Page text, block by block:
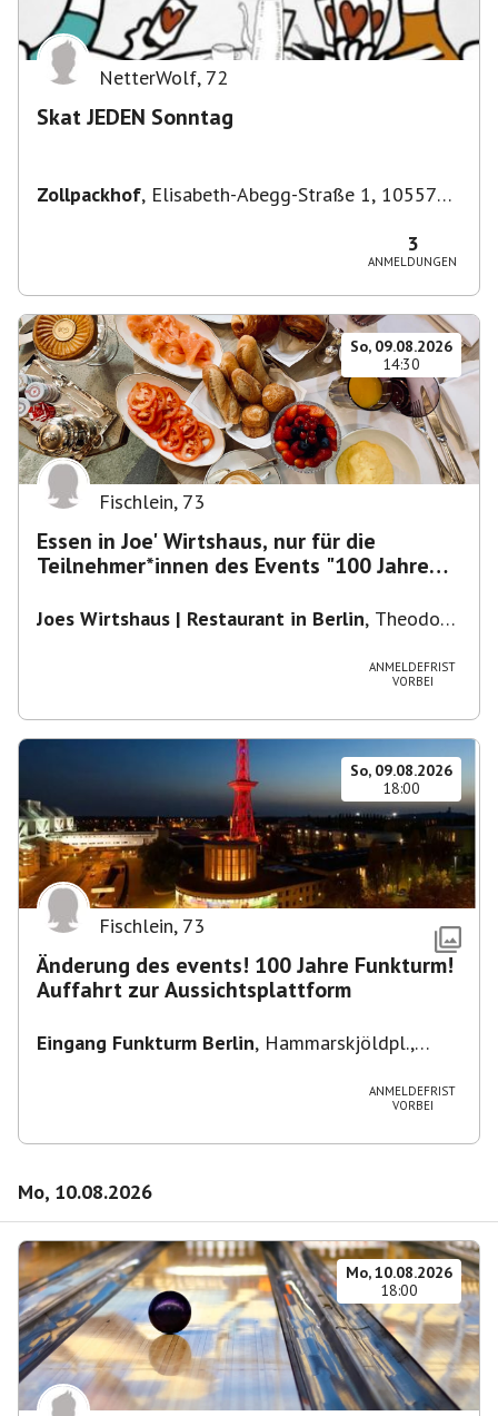
NetterWolf, 72
Skat JEDEN Sonntag
Zollpackhof, Elisabeth-Abegg-Straße 1, 10557
3
ANMELDUNGEN
So, 09.08.2026
14:30
Fischlein, 73
Essen in Joe' Wirtshaus, nur für die
Teilnehmer*innen des Events "100 Jahre
Joes Wirtshaus | Restaurant in Berlin, Theodor-
ANMELDEFRIST
VORBEI
So, 09.08.2026
18:00
Fischlein, 73
Änderung des events! 100 Jahre Funkturm!
Auffahrt zur Aussichtsplattform
Eingang Funkturm Berlin, Hammarskjöldpl.,
ANMELDEFRIST
VORBEI
Mo, 10.08.2026
Mo, 10.08.2026
18:00